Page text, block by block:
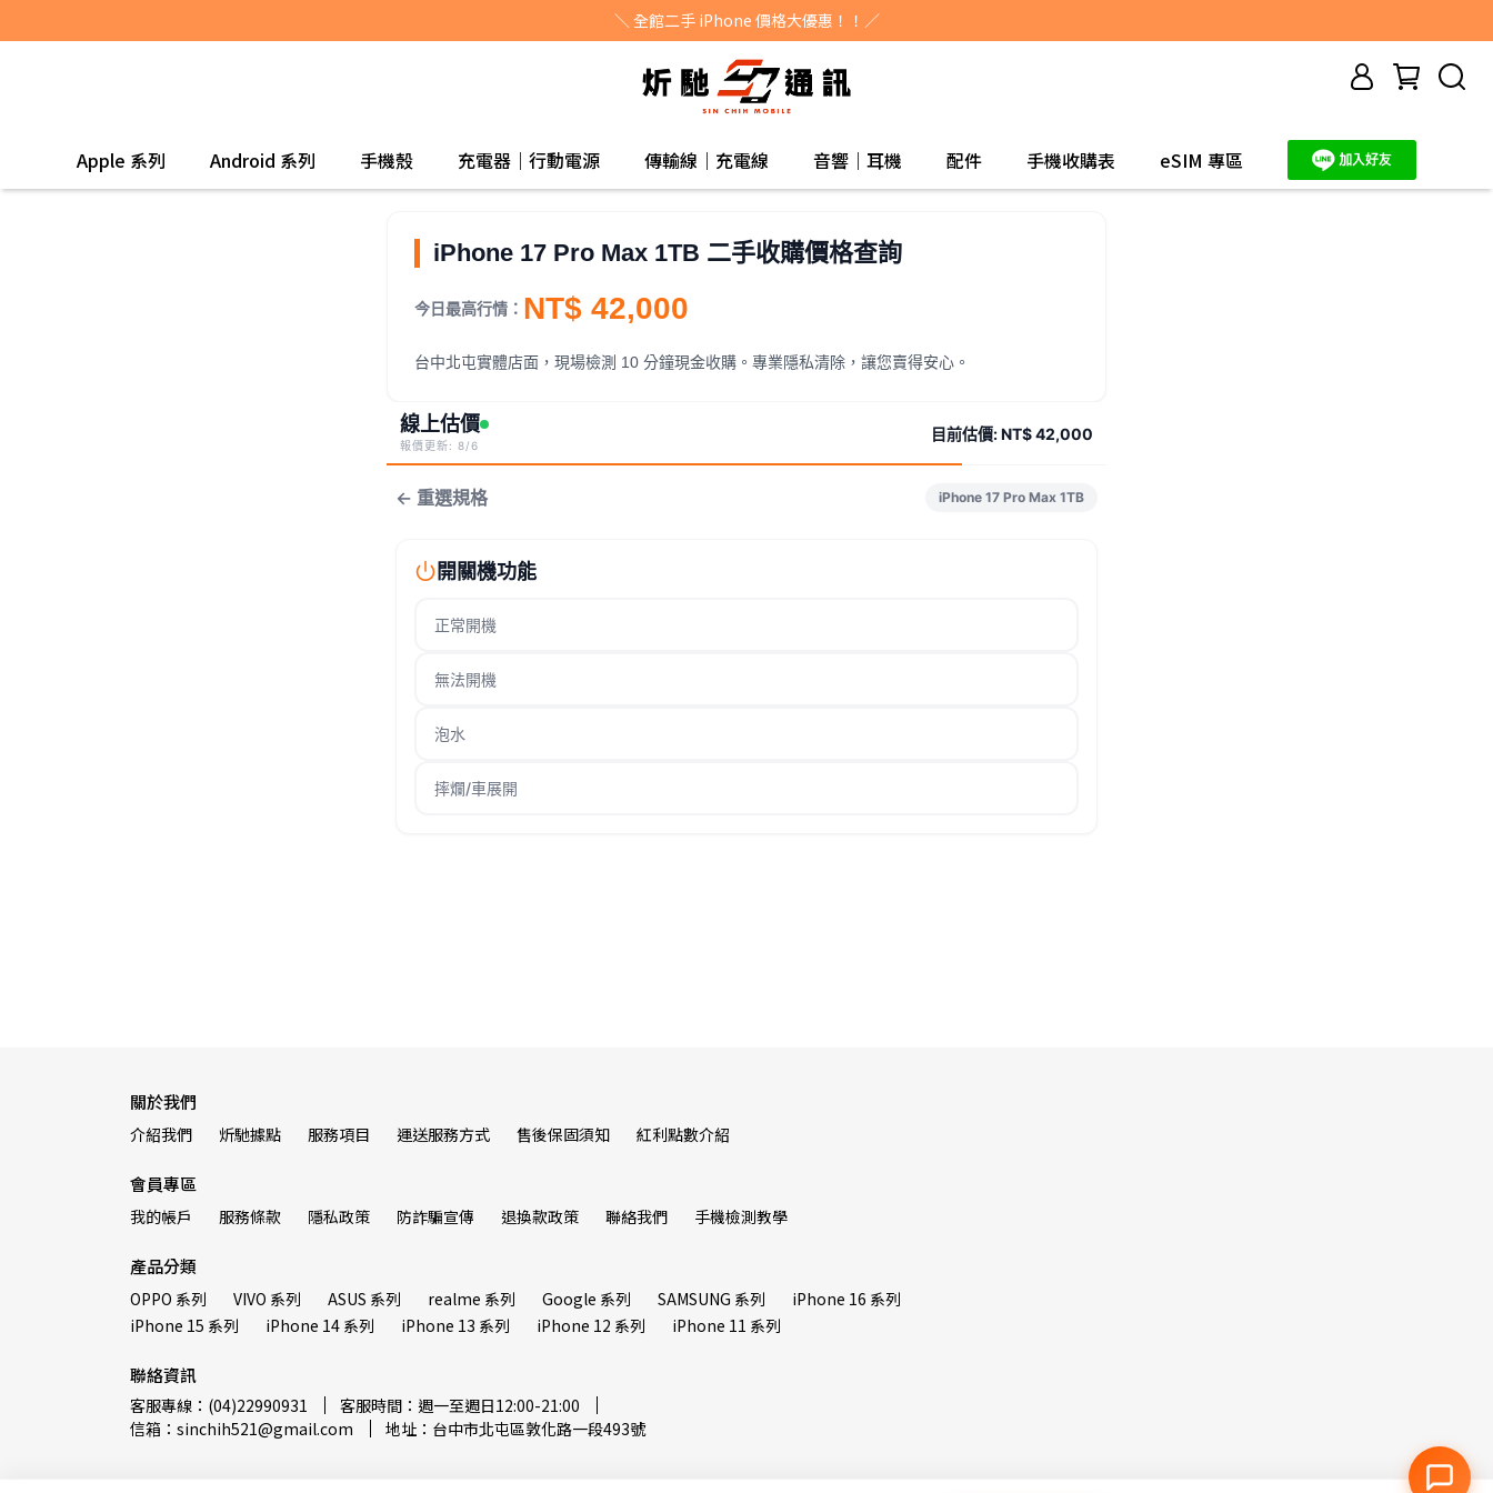
＼ 全館二手 iPhone 價格大優惠！！／
Apple 系列 Android 系列 手機殼 充電器｜行動電源 傳輸線｜充電線 音響｜耳機 配件 手機收購表 eSIM 專區
iPhone 17 Pro Max 1TB 二手收購價格查詢
今日最高行情： NT$ 42,000
台中北屯實體店面，現場檢測 10 分鐘現金收購。專業隱私清除，讓您賣得安心。
線上估價
報價更新: 8/6
目前估價:NT$ 42,000
← 重選規格 iPhone 17 Pro Max 1TB
開關機功能
正常開機
無法開機
泡水
摔爛/車展開
關於我們
介紹我們 炘馳據點 服務項目 運送服務方式 售後保固須知 紅利點數介紹
會員專區
我的帳戶 服務條款 隱私政策 防詐騙宣傳 退換款政策 聯絡我們 手機檢測教學
產品分類
OPPO 系列 VIVO 系列 ASUS 系列 realme 系列 Google 系列 SAMSUNG 系列
iPhone 16 系列
iPhone 15 系列
iPhone 14 系列 iPhone 13 系列 iPhone 12 系列 iPhone 11 系列
聯絡資訊
客服專線：(04)22990931
客服時間：週一至週日12:00-21:00
信箱：sinchih521@gmail.com
地址：台中市北屯區敦化路一段493號